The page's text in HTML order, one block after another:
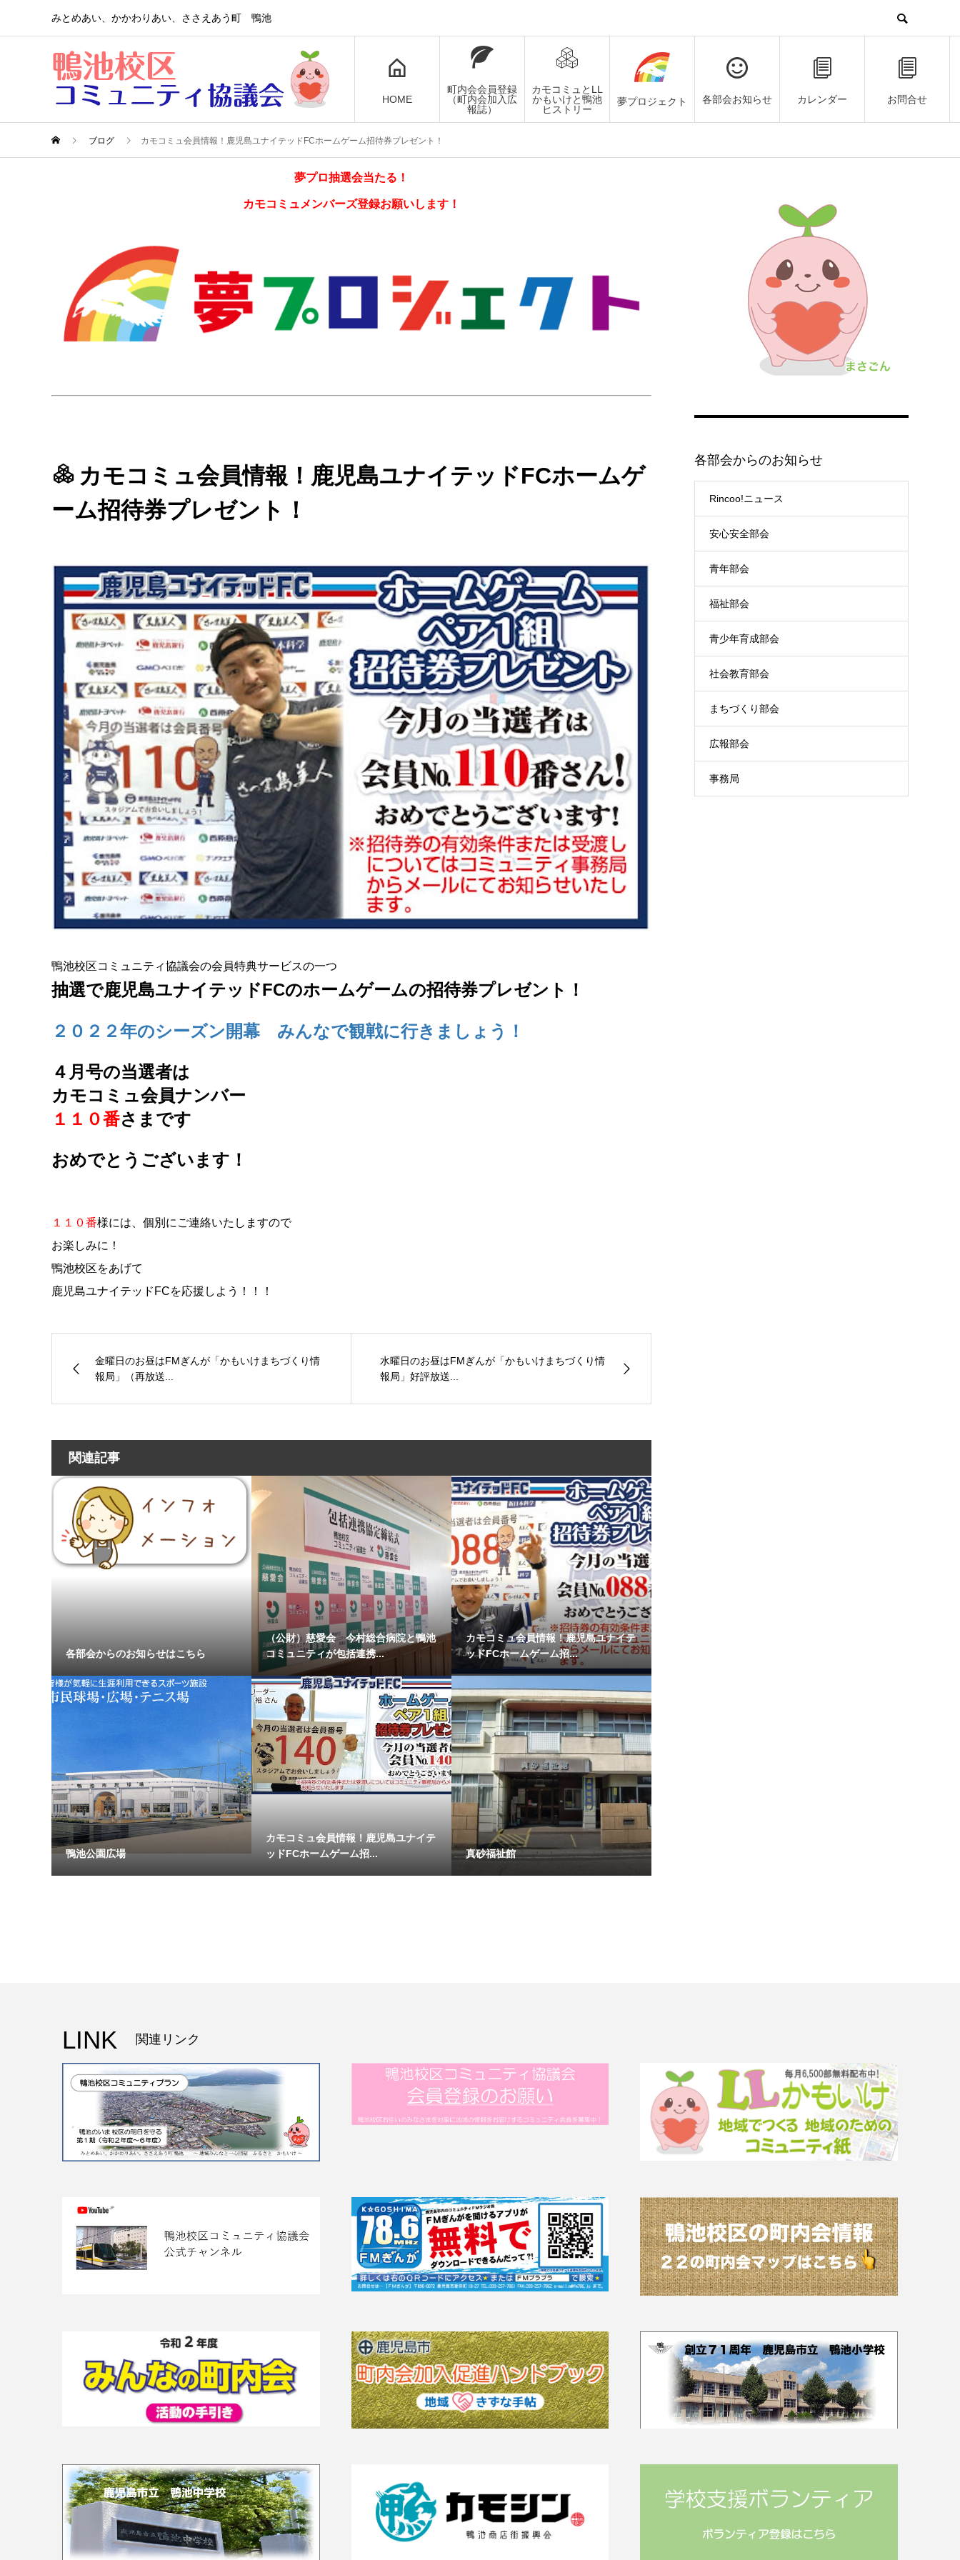
みとめあい、かかわりあい、ささえあう町 鴨池
HOME
町内会会員登録
（町内会加入広
報誌）
カモコミュとLL
かもいけと鴨池
ヒストリー
夢プロジェクト 各部会お知らせ カレンダー お問合せ
ブログ カモコミュ会員情報！鹿児島ユナイテッドFCホームゲーム招待券プレゼント！
夢プロ抽選会当たる！
カモコミュメンバーズ登録お願いします！
カモコミュ会員情報！鹿児島ユナイテッドFCホームゲ
ーム招待券プレゼント！
鴨池校区コミュニティ協議会の会員特典サービスの一つ
抽選で鹿児島ユナイテッドFCのホームゲームの招待券プレゼント！
２０２２年のシーズン開幕 みんなで観戦に行きましょう！
４月号の当選者は
カモコミュ会員ナンバー
１１０番さまです
おめでとうございます！
１１０番様には、個別にご連絡いたしますので
お楽しみに！
鴨池校区をあげて
鹿児島ユナイテッドFCを応援しよう！！！
金曜日のお昼はFMぎんが「かもいけまちづくり情
報局」（再放送...
水曜日のお昼はFMぎんが「かもいけまちづくり情
報局」好評放送...
関連記事
各部会からのお知らせはこちら
（公財）慈愛会 今村総合病院と鴨池
コミュニティが包括連携...
カモコミュ会員情報！鹿児島ユナイテ
ッドFCホームゲーム招...
鴨池公園広場
カモコミュ会員情報！鹿児島ユナイテ
ッドFCホームゲーム招...
真砂福祉館
各部会からのお知らせ
Rincoo!ニュース
安心安全部会
青年部会
福祉部会
青少年育成部会
社会教育部会
まちづくり部会
広報部会
事務局
LINK 関連リンク